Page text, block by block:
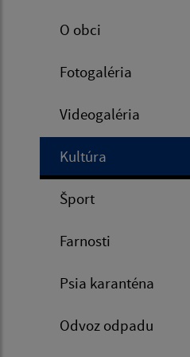
O obci
Fotogaléria
Videogaléria
Kultúra
Šport
Farnosti
Psia karanténa
Odvoz odpadu